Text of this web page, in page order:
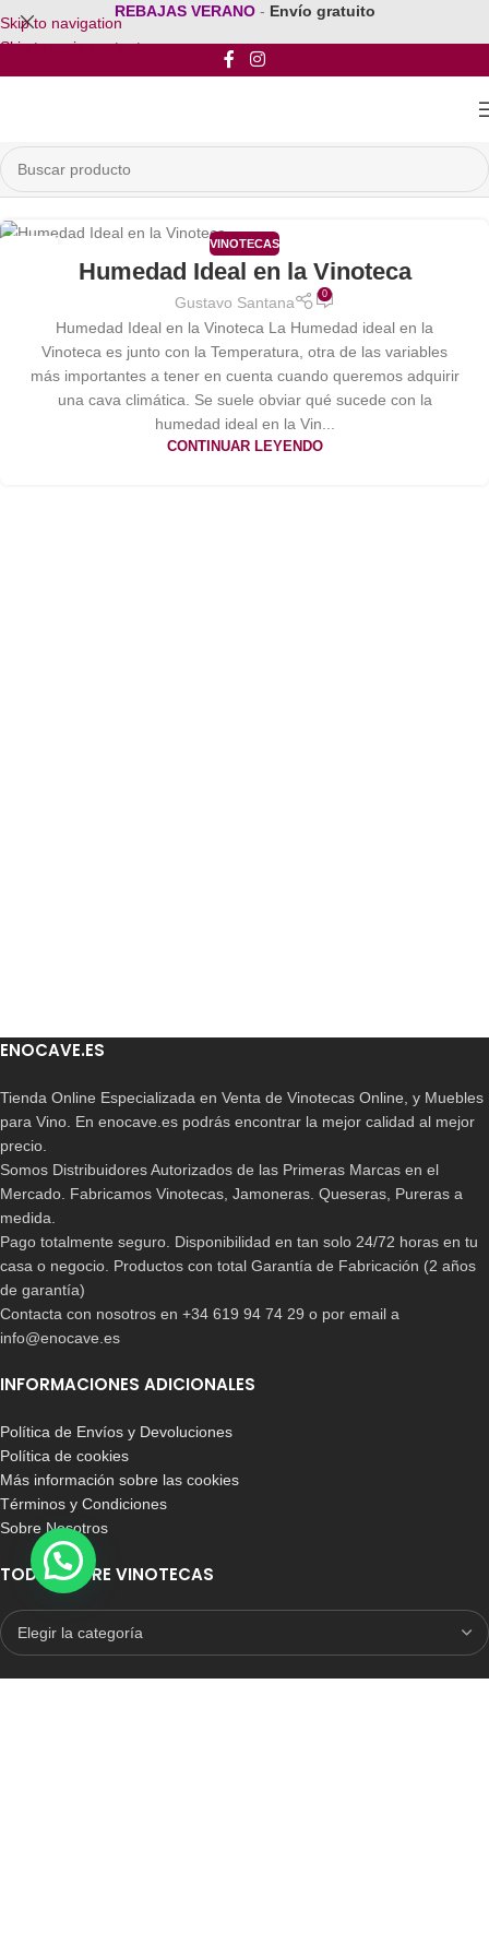
Skip to navigation
Skip to main content
REBAJAS VERANO - Envío gratuito
VINOTECAS
Humedad Ideal en la Vinoteca
Gustavo Santana 0
Humedad Ideal en la Vinoteca La Humedad ideal en la
Vinoteca es junto con la Temperatura, otra de las variables
más importantes a tener en cuenta cuando queremos adquirir
una cava climática. Se suele obviar qué sucede con la
humedad ideal en la Vin...
CONTINUAR LEYENDO
ENOCAVE.ES
Tienda Online Especializada en Venta de Vinotecas Online, y Muebles
para Vino. En enocave.es podrás encontrar la mejor calidad al mejor
precio.
Somos Distribuidores Autorizados de las Primeras Marcas en el
Mercado. Fabricamos Vinotecas, Jamoneras. Queseras, Pureras a
medida.
Pago totalmente seguro. Disponibilidad en tan solo 24/72 horas en tu
casa o negocio. Productos con total Garantía de Fabricación (2 años
de garantía)
Contacta con nosotros en +34 619 94 74 29 o por email a
info@enocave.es
INFORMACIONES ADICIONALES
Política de Envíos y Devoluciones
Política de cookies
Más información sobre las cookies
Términos y Condiciones
Sobre Nosotros
TODO SOBRE VINOTECAS